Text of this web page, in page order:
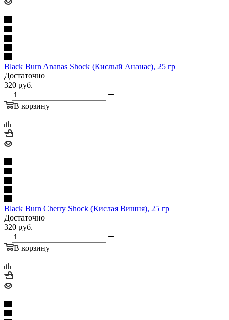
Black Burn Ananas Shock (Кислый Ананас), 25 гр
Достаточно
320 руб.
В корзину
Black Burn Cherry Shock (Кислая Вишня), 25 гр
Достаточно
320 руб.
В корзину